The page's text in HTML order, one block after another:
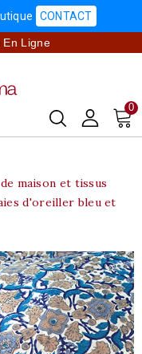
CONTACT
En Ligne
0
maison et tissus
d'oreiller bleu et